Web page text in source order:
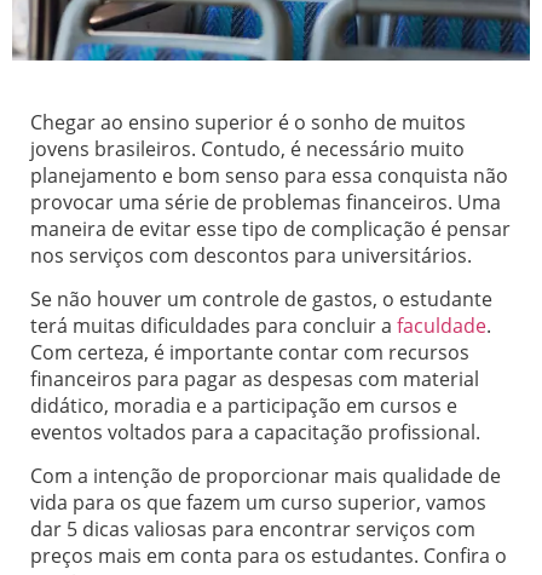
Chegar ao ensino superior é o sonho de muitos
jovens brasileiros. Contudo, é necessário muito
planejamento e bom senso para essa conquista não
provocar uma série de problemas financeiros. Uma
maneira de evitar esse tipo de complicação é pensar
nos serviços com descontos para universitários.
Se não houver um controle de gastos, o estudante
terá muitas dificuldades para concluir a faculdade.
Com certeza, é importante contar com recursos
financeiros para pagar as despesas com material
didático, moradia e a participação em cursos e
eventos voltados para a capacitação profissional.
Com a intenção de proporcionar mais qualidade de
vida para os que fazem um curso superior, vamos
dar 5 dicas valiosas para encontrar serviços com
preços mais em conta para os estudantes. Confira o